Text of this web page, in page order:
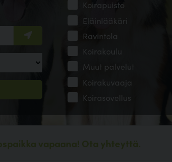
Koirapuisto
Eläinlääkäri
Ravintola
Koirakoulu
Muut palvelut
Koirakuvaaja
Koirasovellus
vapaana! Ota yhteyttä.